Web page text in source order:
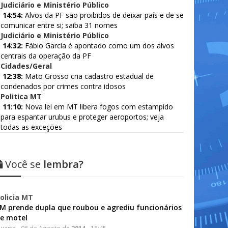
Judiciário e Ministério Público
14:54: Alvos da PF são proibidos de deixar país e de se
comunicar entre si; saiba 31 nomes
Judiciário e Ministério Público
14:32: Fábio Garcia é apontado como um dos alvos
centrais da operação da PF
Cidades/Geral
12:38: Mato Grosso cria cadastro estadual de
condenados por crimes contra idosos
Politica MT
11:10: Nova lei em MT libera fogos com estampido
para espantar urubus e proteger aeroportos; veja
todas as exceções
Você se lembra?
MT
prende dupla que roubou e agrediu funcionários
motel